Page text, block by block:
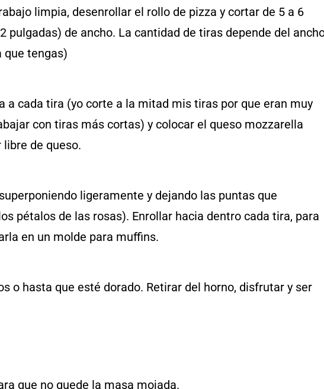
limpia, desenrollar el rollo de pizza y cortar de 5 a 6
pulgadas) de ancho. La cantidad de tiras depende del
que tengas)
a cada tira (yo corte a la mitad mis tiras por que eran muy
con tiras más cortas) y colocar el queso mozzarella
de queso.
ligeramente y dejando las puntas que
pétalos de las rosas). Enrollar hacia dentro cada tira, para
en un molde para muffins.
o hasta que esté dorado. Retirar del horno, disfrutar y ser
que no quede la masa mojada.